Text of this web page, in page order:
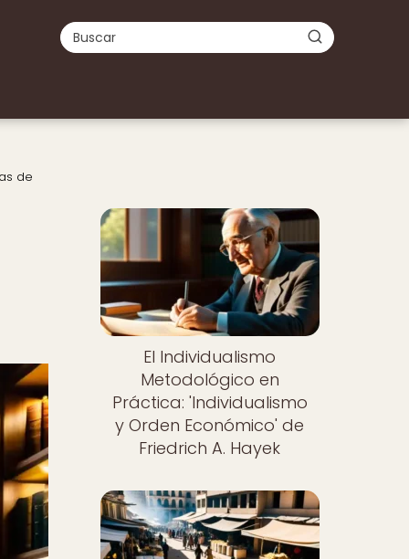
de
Nuevo
El Individualismo
Metodológico en
Práctica: 'Individualismo
y Orden Económico' de
Friedrich A. Hayek